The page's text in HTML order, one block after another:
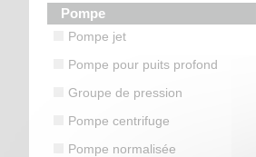
Pompe
Pompe jet
Pompe pour puits profond
Groupe de pression
Pompe centrifuge
Pompe normalisée